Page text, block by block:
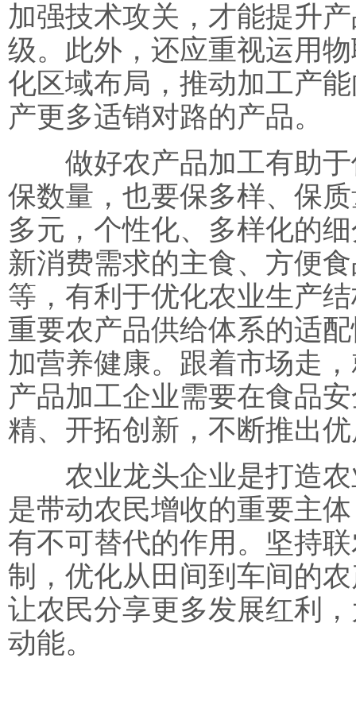
加强技术攻关，才能提升
级。此外，还应重视运用
化区域布局，推动加工产
产更多适销对路的产品。
做好农产品加工有助于
保数量，也要保多样、保
多元，个性化、多样化的
新消费需求的主食、方便
等，有利于优化农业生产
重要农产品供给体系的适
加营养健康。跟着市场走
产品加工企业需要在食品
精、开拓创新，不断推出
农业龙头企业是打造农
是带动农民增收的重要主
有不可替代的作用。坚持
制，优化从田间到车间的
让农民分享更多发展红利
动能。